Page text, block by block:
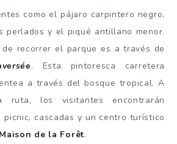
como el pájaro carpintero negro,
perlados y el piqué antillano menor.
de recorrer el parque es a través de
. Esta pintoresca carretera
a través del bosque tropical. A
los visitantes encontrarán
picnic, cascadas y un centro turístico
Maison de la Forêt.